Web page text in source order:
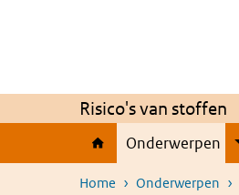
Risico's van stoffen
Onderwerpen
Home Onderwerpen